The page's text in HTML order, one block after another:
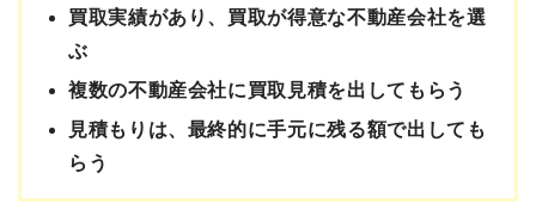
買取実績があり、買取が得意な不動産会社を選
ぶ
複数の不動産会社に買取見積を出してもらう
見積もりは、最終的に手元に残る額で出しても
らう